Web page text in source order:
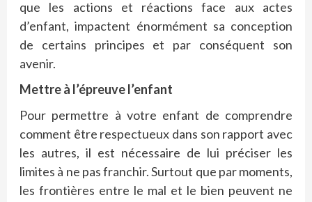
que les actions et réactions face aux actes
d’enfant, impactent énormément sa conception
de certains principes et par conséquent son
avenir.
Mettre à l’épreuve l’enfant
Pour permettre à votre enfant de comprendre
comment être respectueux dans son rapport avec
les autres, il est nécessaire de lui préciser les
limites à ne pas franchir. Surtout que par moments,
les frontières entre le mal et le bien peuvent ne